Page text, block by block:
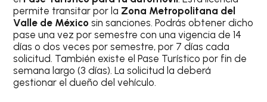
permite transitar por la Zona Metropolitana del
Valle de Méxicosin sanciones. Podrás obtener dicho
pase una vez por semestre con una vigencia de 14
días o dos veces por semestre, por 7 días cada
solicitud. También existe el Pase Turístico por fin de
semana largo (3 días). La solicitud la deberá
gestionar el dueño del vehículo.